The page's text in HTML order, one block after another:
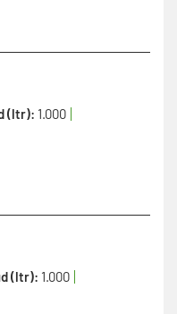
(ltr): 1.000
(ltr): 1.000